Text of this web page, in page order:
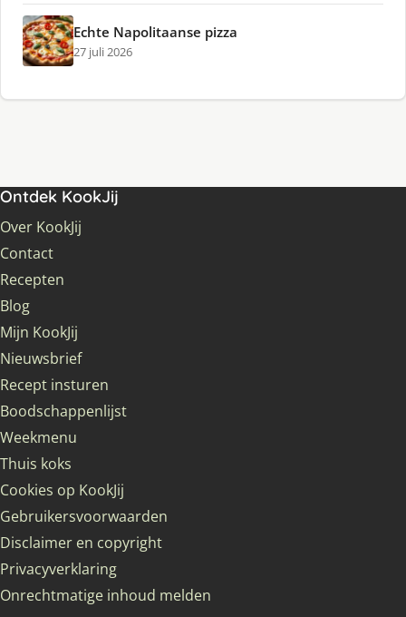
Echte Napolitaanse pizza
27 juli 2026
Ontdek KookJij
Over KookJij
Contact
Recepten
Blog
Mijn KookJij
Nieuwsbrief
Recept insturen
Boodschappenlijst
Weekmenu
Thuis koks
Cookies op KookJij
Gebruikersvoorwaarden
Disclaimer en copyright
Privacyverklaring
Onrechtmatige inhoud melden